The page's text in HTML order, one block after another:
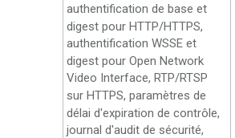
authentification de base et
digest pour HTTP/HTTPS,
authentification WSSE et
digest pour Open Network
Video Interface, RTP/RTSP
sur HTTPS, paramètres de
délai d'expiration de contrôle,
journal d'audit de sécurité,